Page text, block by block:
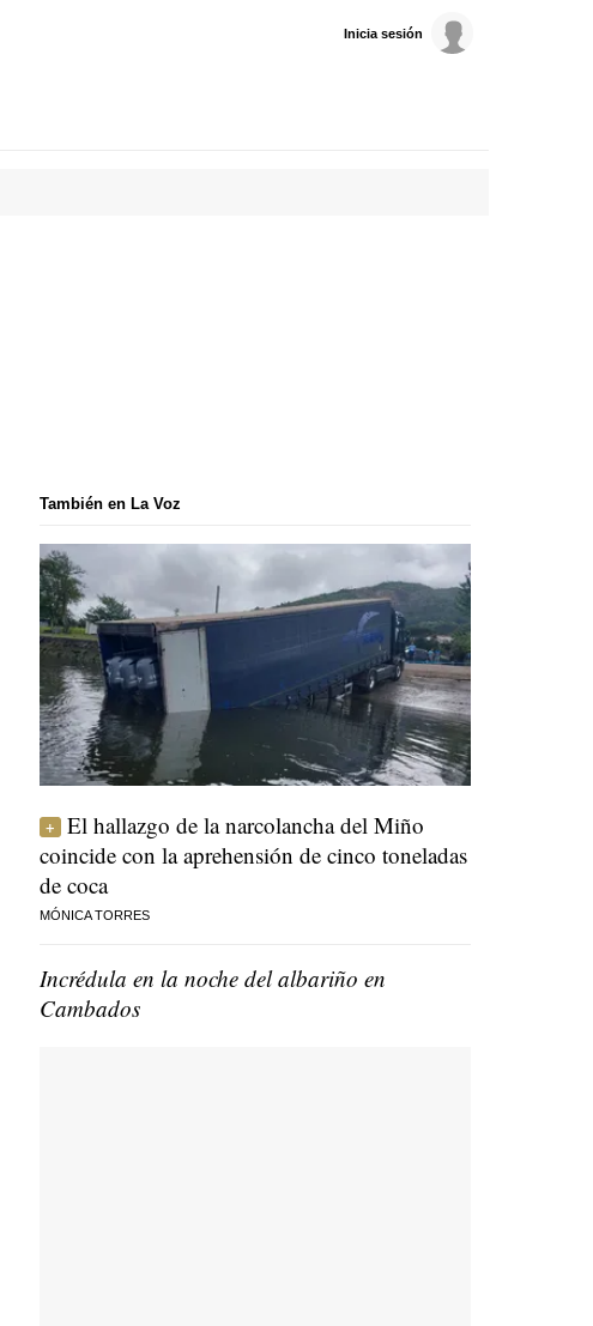
Inicia sesión
También en La Voz
El hallazgo de la narcolancha del Miño
coincide con la aprehensión de cinco toneladas
de coca
MÓNICA TORRES
Incrédula en la noche del albariño en
Cambados